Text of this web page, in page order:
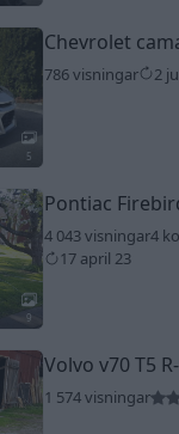
5
Chevrolet
786 visningar 2
9
Pontiac
4 043 visningar4
17 april 23
Volvo v70 T5
1 574 visningar